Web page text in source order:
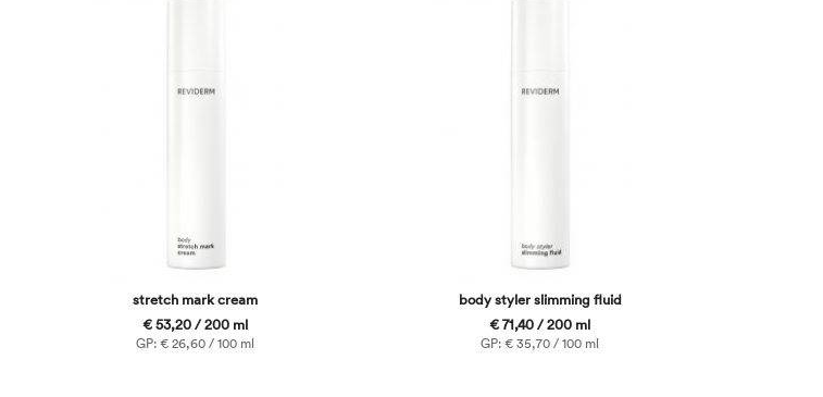
stretch mark cream
€ 53,20 / 200 ml
GP: € 26,60 / 100 ml
body styler slimming fluid
€ 71,40 / 200 ml
GP: € 35,70 / 100 ml